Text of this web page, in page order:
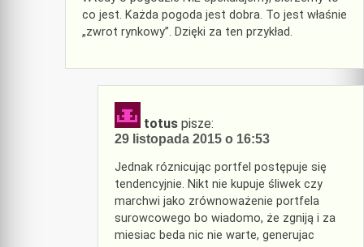
co jest. Każda pogoda jest dobra. To jest właśnie
„zwrot rynkowy”. Dzięki za ten przykład.
totus pisze:
29 listopada 2015 o 16:53
Jednak róznicując portfel postępuje się
tendencyjnie. Nikt nie kupuje śliwek czy
marchwi jako zrównoważenie portfela
surowcowego bo wiadomo, że zgniją i za
miesiac beda nic nie warte, generujac